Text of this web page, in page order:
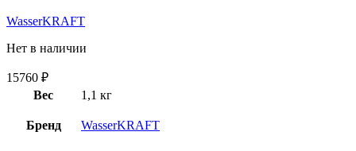
WasserKRAFT
Нет в наличии
15760 ₽
Вес
1,1 кг
Бренд WasserKRAFT